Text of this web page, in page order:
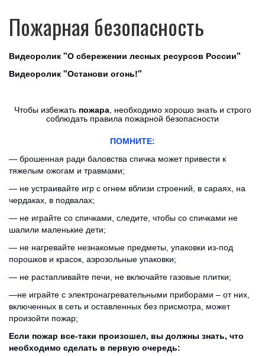
Пожарная безопасность
Видеоролик "О сбережении лесных ресурсов России"
Видеоролик "Останови огонь!"
Чтобы избежать пожара, необходимо хорошо знать и строго
соблюдать правила пожарной безопасности
ПОМНИТЕ:
— брошенная ради баловства спичка может привести к
тяжелым ожогам и травмами;
— не устраивайте игр с огнем вблизи строений, в сараях, на
чердаках, в подвалах;
— не играйте со спичками, следите, чтобы со спичками не
шалили маленькие дети;
— не нагревайте незнакомые предметы, упаковки из-под
порошков и красок, аэрозольные упаковки;
— не растапливайте печи, не включайте газовые плитки;
—не играйте с электронагревательными приборами – от них,
включенных в сеть и оставленных без присмотра, может
произойти пожар;
Если пожар все-таки произошел, вы должны знать, что
необходимо сделать в первую очередь: